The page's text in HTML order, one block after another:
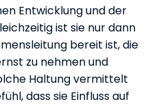
Entwicklung und der
ist sie nur dann
bereit ist, die
zu nehmen und
Haltung vermittelt
dass sie Einfluss auf